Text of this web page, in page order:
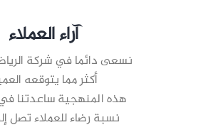
آراء العملاء
نسعى دائما في شركة
أكثر مما يتوقعه
هذه المنهجية ساعدتنا
نسبة رضاء للعملاء تصل إلى